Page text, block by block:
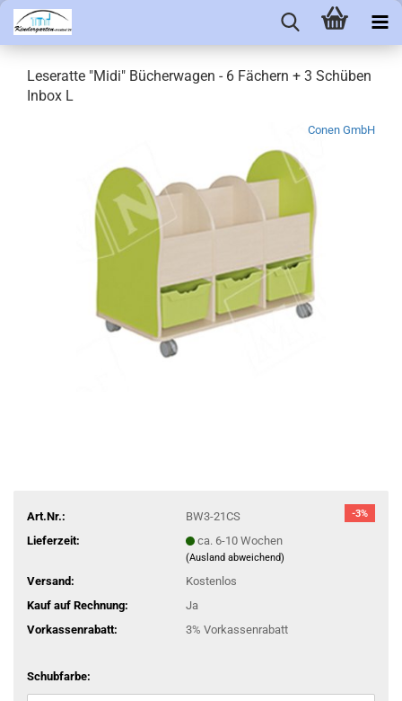
Leseratte "Midi" Bücherwagen - 6 Fächern + 3 Schüben
Inbox L
Conen GmbH
-3%
Art.Nr.:
BW3-21CS
Lieferzeit:
ca. 6-10 Wochen
(Ausland abweichend)
Versand:
Kostenlos
Kauf auf Rechnung:
Ja
Vorkassenrabatt:
3% Vorkassenrabatt
Schubfarbe: